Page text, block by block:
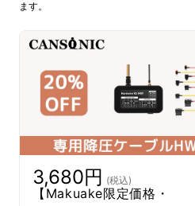
心サポート。
180度
ンズが同時に録画
し
方位をカバー。
ます。
3,680円 (税込)
【Makuake限定価格・